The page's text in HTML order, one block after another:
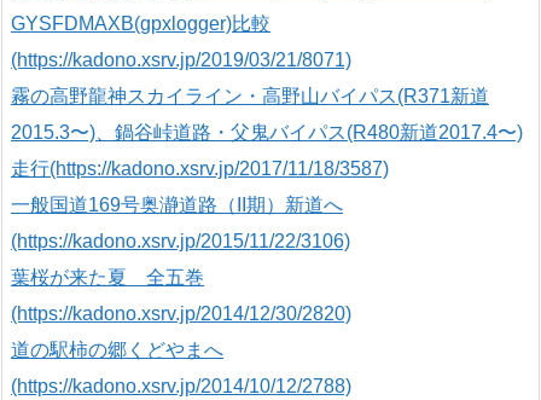
GYSFDMAXB(gpxlogger)比較
(https://kadono.xsrv.jp/2019/03/21/8071)
霧の高野龍神スカイライン・高野山バイパス(R371新道
2015.3〜)、鍋谷峠道路・父鬼バイパス(R480新道2017.4〜)
走行(https://kadono.xsrv.jp/2017/11/18/3587)
一般国道169号奥瀞道路（II期）新道へ
(https://kadono.xsrv.jp/2015/11/22/3106)
葉桜が来た夏 全五巻
(https://kadono.xsrv.jp/2014/12/30/2820)
道の駅柿の郷くどやまへ
(https://kadono.xsrv.jp/2014/10/12/2788)